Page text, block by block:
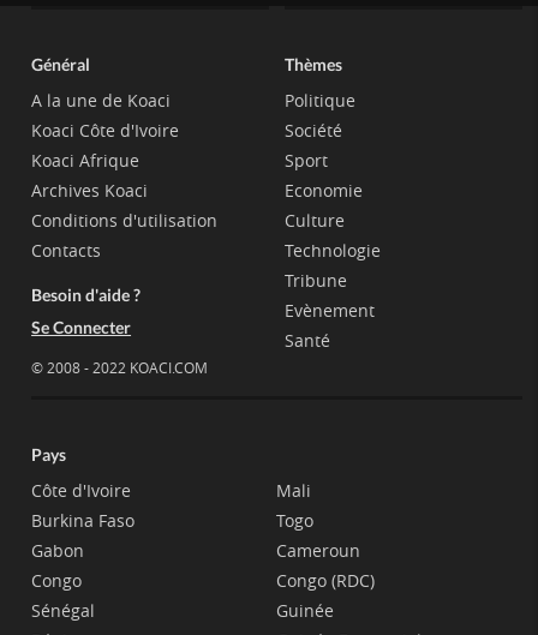
Général
A la une de Koaci
Koaci Côte d'Ivoire
Koaci Afrique
Archives Koaci
Conditions d'utilisation
Contacts
Besoin d'aide ?
Se Connecter
© 2008 - 2022 KOACI.COM
Thèmes
Politique
Société
Sport
Economie
Culture
Technologie
Tribune
Evènement
Santé
Pays
Côte d'Ivoire
Burkina Faso
Gabon
Congo
Sénégal
Mali
Togo
Cameroun
Congo (RDC)
Guinée